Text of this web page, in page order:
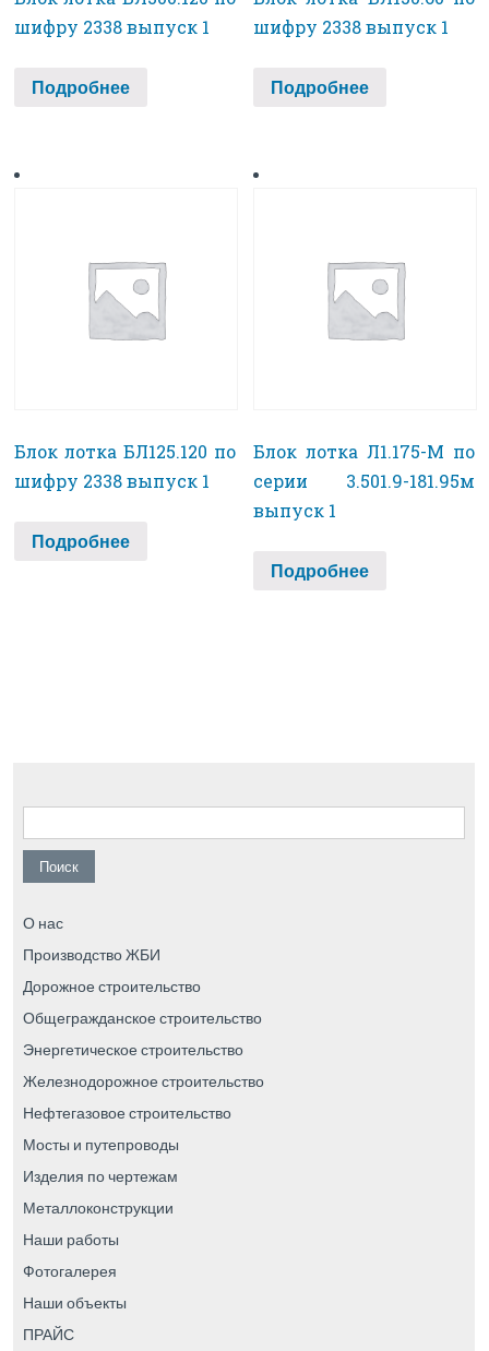
шифру 2338 выпуск 1
Подробнее
шифру 2338 выпуск 1
Подробнее
Блок лотка БЛ125.120 по
шифру 2338 выпуск 1
Подробнее
Блок лотка Л1.175-М по
серии 3.501.9-181.95м
выпуск 1
Подробнее
Найти:
О нас
Производство ЖБИ
Дорожное строительство
Общегражданское строительство
Энергетическое строительство
Железнодорожное строительство
Нефтегазовое строительство
Мосты и путепроводы
Изделия по чертежам
Металлоконструкции
Наши работы
Фотогалерея
Наши объекты
ПРАЙС